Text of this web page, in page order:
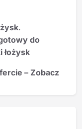
.
do
łożysk
– Zobacz